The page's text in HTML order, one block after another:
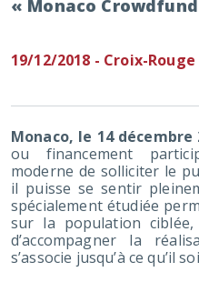
« Monaco
19/12/2018 - Croix-
Monaco, le 14 décembre
ou financement
moderne de solliciter le
il puisse se sentir
spécialement étudiée
sur la population
d’accompagner la
s’associe jusqu’à ce qu’il